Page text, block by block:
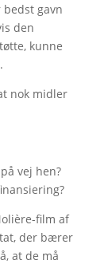
gavn
den
kunne
nok midler
vej hen?
film af
der bærer
at de må